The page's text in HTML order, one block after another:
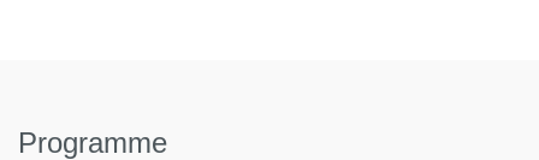
Programme